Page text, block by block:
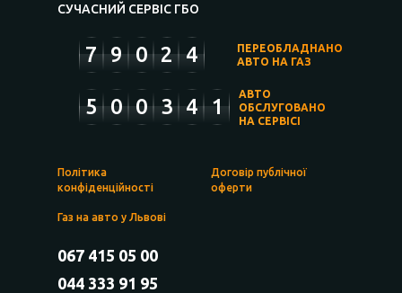
СУЧАСНИЙ СЕРВІС ГБО
7 9 0 2 4
ПЕРЕОБЛАДНАНО
АВТО НА ГАЗ
5 0 0 3 4 1
АВТО
ОБСЛУГОВАНО
НА СЕРВІСІ
Політика
конфіденційності
Договір публічної
оферти
Газ на авто у Львові
067 415 05 00
044 333 91 95